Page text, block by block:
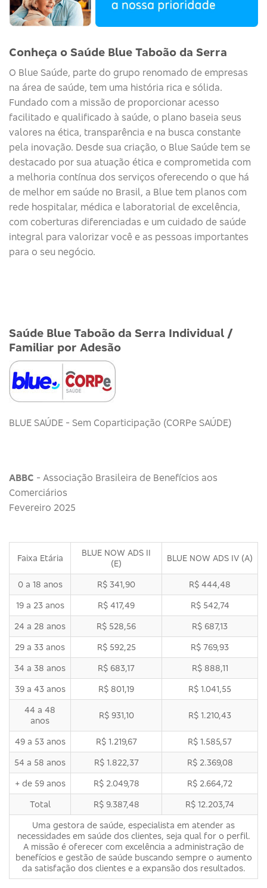
Conheça o Saúde Blue Taboão da Serra
O Blue Saúde, parte do grupo renomado de empresas
na área de saúde, tem uma história rica e sólida.
Fundado com a missão de proporcionar acesso
facilitado e qualificado à saúde, o plano baseia seus
valores na ética, transparência e na busca constante
pela inovação. Desde sua criação, o Blue Saúde tem se
destacado por sua atuação ética e comprometida com
a melhoria contínua dos serviços oferecendo o que há
de melhor em saúde no Brasil, a Blue tem planos com
rede hospitalar, médica e laboratorial de excelência,
com coberturas diferenciadas e um cuidado de saúde
integral para valorizar você e as pessoas importantes
para o seu negócio.
Saúde Blue Taboão da Serra Individual /
Familiar por Adesão
BLUE SAÚDE - Sem Coparticipação (CORPe SAÚDE)
ABBC - Associação Brasileira de Benefícios aos
Comerciários
Fevereiro 2025
Faixa Etária
BLUE NOW ADS II
(E)
BLUE NOW ADS IV (A)
0 a 18 anos R$ 341,90 R$ 444,48
19 a 23 anos R$ 417,49 R$ 542,74
24 a 28 anos R$ 528,56 R$ 687,13
29 a 33 anos R$ 592,25 R$ 769,93
34 a 38 anos R$ 683,17 R$ 888,11
39 a 43 anos R$ 801,19 R$ 1.041,55
44 a 48
anos
R$ 931,10 R$ 1.210,43
49 a 53 anos R$ 1.219,67 R$ 1.585,57
54 a 58 anos R$ 1.822,37 R$ 2.369,08
+ de 59 anos R$ 2.049,78 R$ 2.664,72
Total R$ 9.387,48 R$ 12.203,74
Uma gestora de saúde, especialista em atender as
necessidades em saúde dos clientes, seja qual for o perfil.
A missão é oferecer com excelência a administração de
benefícios e gestão de saúde buscando sempre o aumento
da satisfação dos clientes e a expansão dos resultados.